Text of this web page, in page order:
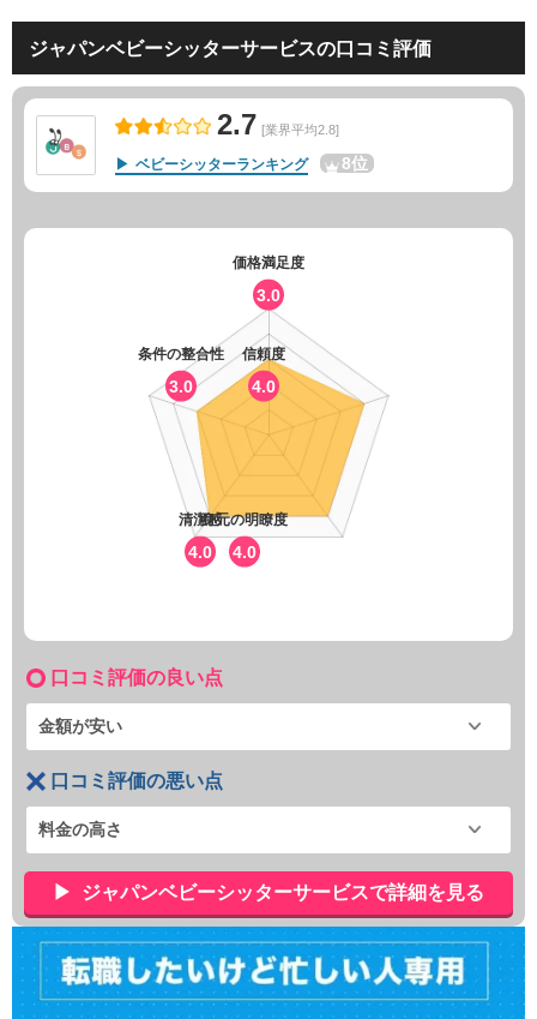
ジャパンベビーシッターサービスの口コミ評価
2.7 [業界平均2.8]
ベビーシッターランキング 8位
価格満足度
3.0
信頼度
4.0
身元の明瞭度
4.0
清潔感
4.0
条件の整合性
3.0
口コミ評価の良い点
金額が安い
口コミ評価の悪い点
料金の高さ
ジャパンベビーシッターサービスで詳細を見る